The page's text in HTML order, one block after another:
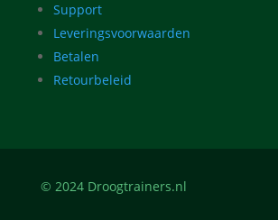
Support
Leveringsvoorwaarden
Betalen
Retourbeleid
© 2024 Droogtrainers.nl